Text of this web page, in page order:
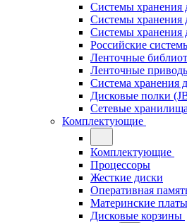
Системы хранения
Системы хранения
Системы
Российские
Ленточные
Ленточные
Система
Дисковые полки
Сетевые
Комплектующие
Комплектующие
Процессоры
Жесткие диски
Оперативная
Материнские платы
Дисковые корзины